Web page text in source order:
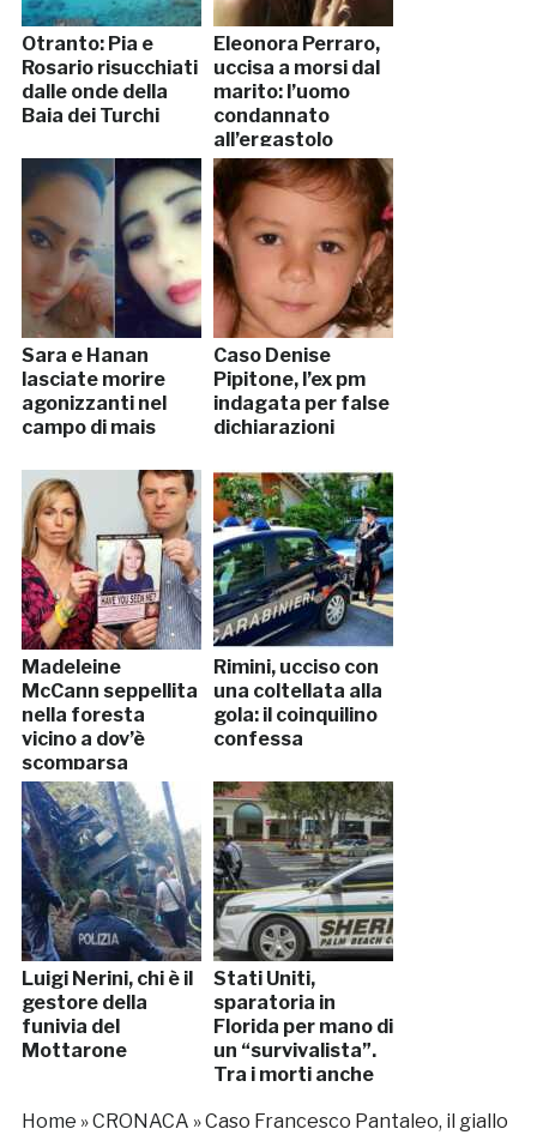
Otranto: Pia e
Rosario risucchiati
dalle onde della
Baia dei Turchi
Eleonora Perraro,
uccisa a morsi dal
marito: l’uomo
condannato
all’ergastolo
Sara e Hanan
lasciate morire
agonizzanti nel
campo di mais
Caso Denise
Pipitone, l’ex pm
indagata per false
dichiarazioni
Madeleine
McCann seppellita
nella foresta
vicino a dov’è
scomparsa
Rimini, ucciso con
una coltellata alla
gola: il coinquilino
confessa
Luigi Nerini, chi è il
gestore della
funivia del
Mottarone
Stati Uniti,
sparatoria in
Florida per mano di
un “survivalista”.
Tra i morti anche
Home »CRONACA »Caso Francesco Pantaleo, il giallo